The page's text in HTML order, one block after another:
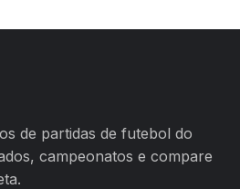
de partidas de futebol do
campeonatos e compare